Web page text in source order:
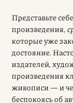
Представьте
произведения,
которые уже
достояние.
издателей,
произведения
живописи — и
беспокоясь об